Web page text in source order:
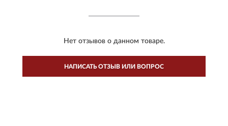
Нет отзывов о данном товаре.
НАПИСАТЬ ОТЗЫВ ИЛИ ВОПРОС